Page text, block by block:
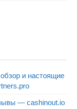
и настоящие
— cashinout.io